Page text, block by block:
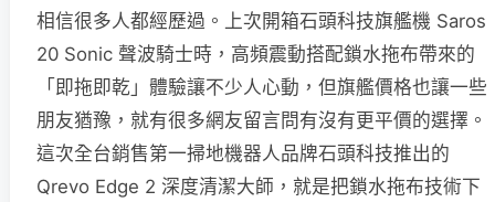
相信很多人都經歷過。上次開箱石頭科技旗艦機 Saros
20 Sonic 聲波騎士時，高頻震動搭配鎖水拖布帶來的
「即拖即乾」體驗讓不少人心動，但旗艦價格也讓一些
朋友猶豫，就有很多網友留言問有沒有更平價的選擇。
這次全台銷售第一掃地機器人品牌石頭科技推出的
Qrevo Edge 2 深度清潔大師，就是把鎖水拖布技術下